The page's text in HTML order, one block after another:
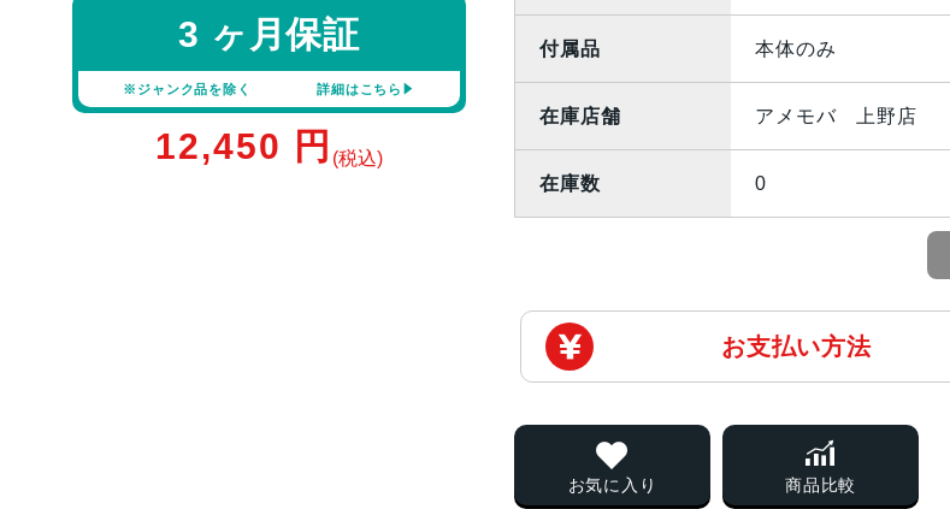
3 ヶ月保証
※ジャンク品を除く 詳細はこちら
12,450 円 (税込)
付属品 本体のみ
在庫店舗 アメモバ 上野店
在庫数 0
お支払い方法
お気に入り 商品比較